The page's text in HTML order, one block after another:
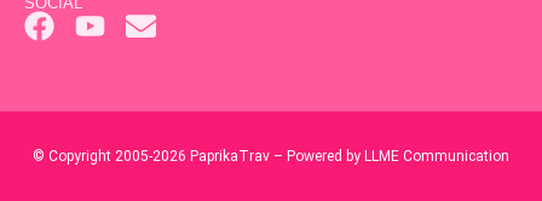
© Copyright 2005-2026 PaprikaTrav – Powered by LLME Communication